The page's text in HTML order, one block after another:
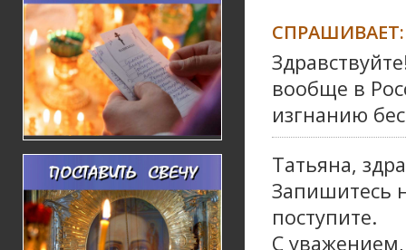
СПРАШИВАЕТ:
вообще в
изгнанию
Татьяна,
Запишитесь
поступите.
С